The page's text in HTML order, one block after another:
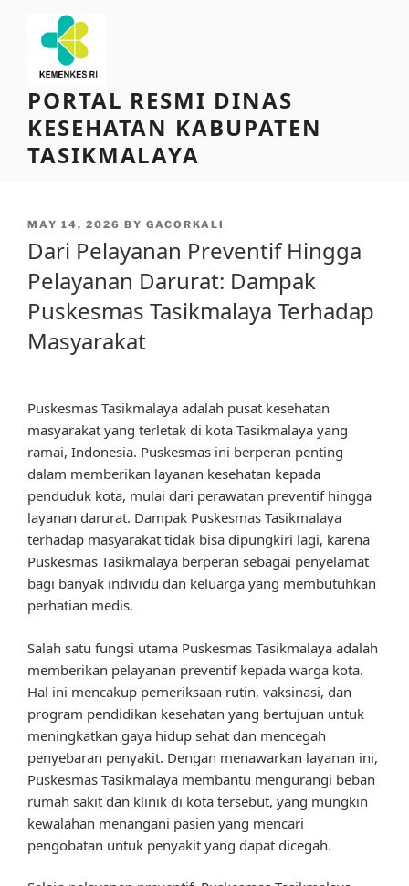
content
PORTAL RESMI DINAS
KESEHATAN KABUPATEN
TASIKMALAYA
POSTED
MAY 14, 2026 BY GACORKALI
Dari Pelayanan Preventif Hingga
Pelayanan Darurat: Dampak
Puskesmas Tasikmalaya Terhadap
Masyarakat
Puskesmas Tasikmalaya adalah pusat kesehatan
masyarakat yang terletak di kota Tasikmalaya yang
ramai, Indonesia. Puskesmas ini berperan penting
dalam memberikan layanan kesehatan kepada
penduduk kota, mulai dari perawatan preventif hingga
layanan darurat. Dampak Puskesmas Tasikmalaya
terhadap masyarakat tidak bisa dipungkiri lagi, karena
Puskesmas Tasikmalaya berperan sebagai penyelamat
bagi banyak individu dan keluarga yang membutuhkan
perhatian medis.
Salah satu fungsi utama Puskesmas Tasikmalaya adalah
memberikan pelayanan preventif kepada warga kota.
Hal ini mencakup pemeriksaan rutin, vaksinasi, dan
program pendidikan kesehatan yang bertujuan untuk
meningkatkan gaya hidup sehat dan mencegah
penyebaran penyakit. Dengan menawarkan layanan ini,
Puskesmas Tasikmalaya membantu mengurangi beban
rumah sakit dan klinik di kota tersebut, yang mungkin
kewalahan menangani pasien yang mencari
pengobatan untuk penyakit yang dapat dicegah.